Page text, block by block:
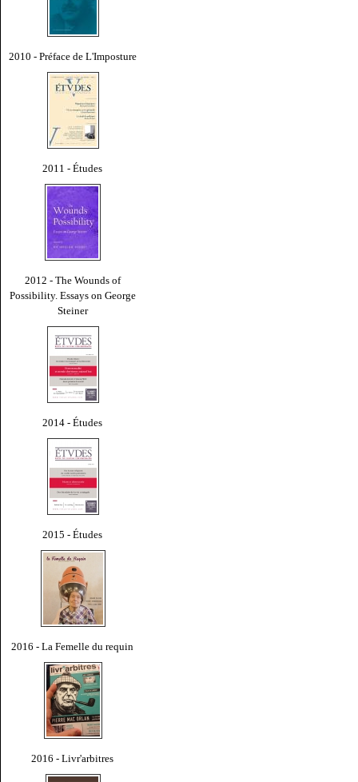
2010 - Préface de L'Imposture
2011 - Études
2012 - The Wounds of
Possibility. Essays on George
Steiner
2014 - Études
2015 - Études
2016 - La Femelle du requin
2016 - Livr'arbitres